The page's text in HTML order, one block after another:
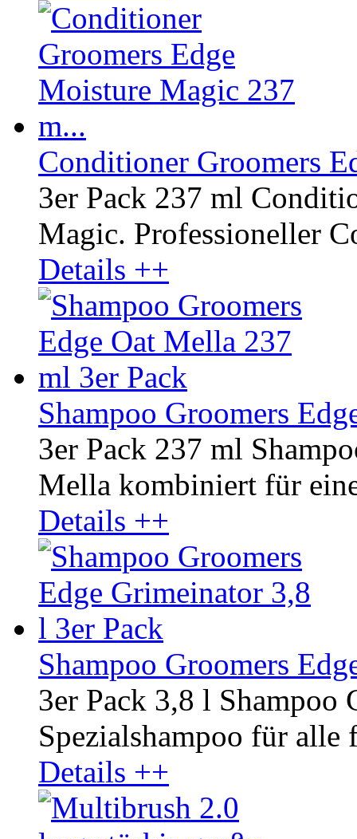
Conditioner Groomers
3er Pack 237 ml
Magic. Professioneller
Details ++
Shampoo Groomers
3er Pack 237 ml
Mella kombiniert für
Details ++
Shampoo Groomers
3er Pack 3,8 l Shampoo
Spezialshampoo für alle
Details ++